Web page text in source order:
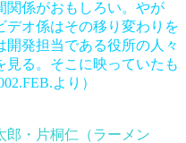
関係がおもしろい。やが
デオ係はその移り変わりを
発担当である役所の人々
見る。そこに映っていたも
より）
・片桐仁（ラーメン